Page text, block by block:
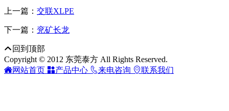
上一篇： 交联XLPE
下一篇： 兖矿长龙
 回到顶部
Copyright © 2012 东莞泰方 All Rights Reserved.
网站首页 产品中心 来电咨询 联系我们